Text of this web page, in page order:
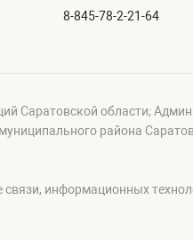
8-845-78-2-21-64
Саратовской области;
района
информационных